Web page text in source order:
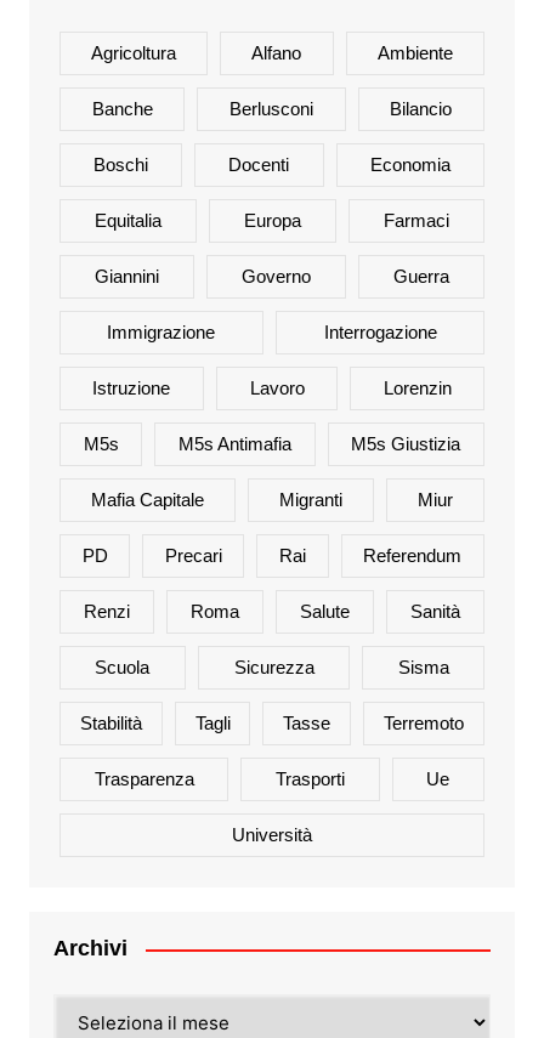
Agricoltura Alfano Ambiente
Banche Berlusconi Bilancio
Boschi Docenti Economia
Equitalia Europa Farmaci
Giannini Governo Guerra
Immigrazione Interrogazione
Istruzione Lavoro Lorenzin
M5s M5s Antimafia M5s Giustizia
Mafia Capitale Migranti Miur
PD Precari Rai Referendum
Renzi Roma Salute Sanità
Scuola Sicurezza Sisma
Stabilità Tagli Tasse Terremoto
Trasparenza Trasporti Ue
Università
Archivi